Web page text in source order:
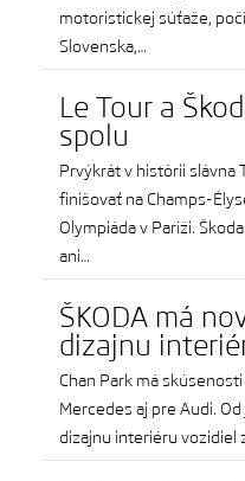
motoristickej súťaže,
Slovenska,…
Le Tour a
spolu
Prvýkrát v histórii slávna
finišovať na Champs-
Olympiáda v Paríži.
ani…
ŠKODA má
dizajnu
Chan Park má
Mercedes aj pre Audi.
dizajnu interiéru vozidiel